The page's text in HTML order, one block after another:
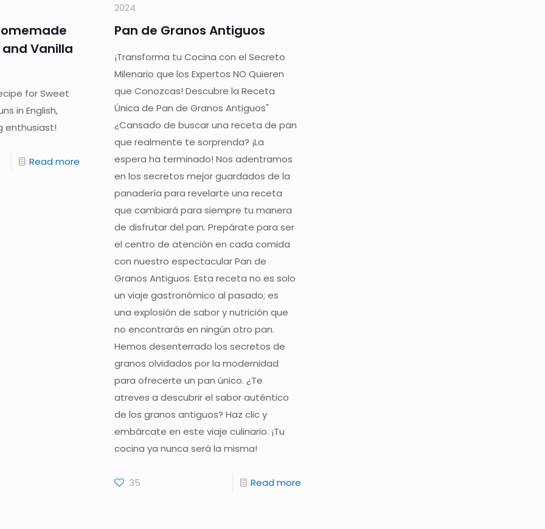
and Vanilla
for Sweet
in English,
enthusiast!
Read more
2024
Pan de Granos Antiguos
¡Transforma tu Cocina con el Secreto
Milenario que los Expertos NO Quieren
que Conozcas! Descubre la Receta
Única de Pan de Granos Antiguos"
¿Cansado de buscar una receta de pan
que realmente te sorprenda? ¡La
espera ha terminado! Nos adentramos
en los secretos mejor guardados de la
panadería para revelarte una receta
que cambiará para siempre tu manera
de disfrutar del pan. Prepárate para ser
el centro de atención en cada comida
con nuestro espectacular Pan de
Granos Antiguos. Esta receta no es solo
un viaje gastronómico al pasado; es
una explosión de sabor y nutrición que
no encontrarás en ningún otro pan.
Hemos desenterrado los secretos de
granos olvidados por la modernidad
para ofrecerte un pan único. ¿Te
atreves a descubrir el sabor auténtico
de los granos antiguos? Haz clic y
embárcate en este viaje culinario. ¡Tu
cocina ya nunca será la misma!
35 Read more